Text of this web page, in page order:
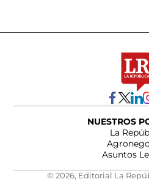
NUESTROS
La
Asuntos
© 2026, Editorial La